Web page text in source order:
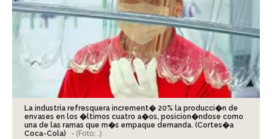
La industria refresquera increment� 20% la producci�n de
envases en los �ltimos cuatro a�os, posicion�ndose como
una de las ramas que m�s empaque demanda. (Cortes�a
Coca-Cola)
- (Foto: .)